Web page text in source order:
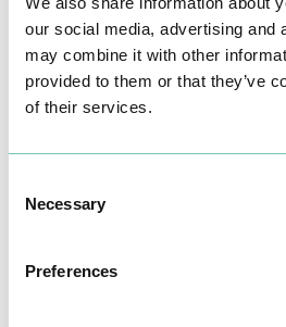
our social media, advertising and
may combine it with other
provided to them or that they’ve
of their services.
Selection
Necessary
Preferences
O GRUPO HPA AGORA É CUF: